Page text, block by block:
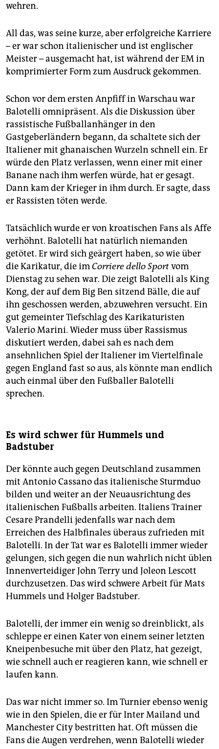
wehren.
All das, was seine kurze, aber erfolgreiche Karriere
– er war schon italienischer und ist englischer
Meister – ausgemacht hat, ist während der EM in
komprimierter Form zum Ausdruck gekommen.
Schon vor dem ersten Anpfiff in Warschau war
Balotelli omnipräsent. Als die Diskussion über
rassistische Fußballanhänger in den
Gastgeberländern begann, da schaltete sich der
Italiener mit ghanaischen Wurzeln schnell ein. Er
würde den Platz verlassen, wenn einer mit einer
Banane nach ihm werfen würde, hat er gesagt.
Dann kam der Krieger in ihm durch. Er sagte, dass
er Rassisten töten werde.
Tatsächlich wurde er von kroatischen Fans als Affe
verhöhnt. Balotelli hat natürlich niemanden
getötet. Er wird sich geärgert haben, so wie über
die Karikatur, die imCorriere dello Sportvom
Dienstag zu sehen war. Die zeigt Balotelli als King
Kong, der auf dem Big Ben sitzend Bälle, die auf
ihn geschossen werden, abzuwehren versucht. Ein
gut gemeinter Tiefschlag des Karikaturisten
Valerio Marini. Wieder muss über Rassismus
diskutiert werden, dabei sah es nach dem
ansehnlichen Spiel der Italiener im Viertelfinale
gegen England fast so aus, als könnte man endlich
auch einmal über den Fußballer Balotelli
sprechen.
Es wird schwer für Hummels und
Badstuber
Der könnte auch gegen Deutschland zusammen
mit Antonio Cassano das italienische Sturmduo
bilden und weiter an der Neuausrichtung des
italienischen Fußballs arbeiten. Italiens Trainer
Cesare Prandelli jedenfalls war nach dem
Erreichen des Halbfinales überaus zufrieden mit
Balotelli. In der Tat war es Balotelli immer wieder
gelungen, sich gegen die nun wahrlich nicht üblen
Innenverteidiger John Terry und Joleon Lescott
durchzusetzen. Das wird schwere Arbeit für Mats
Hummels und Holger Badstuber.
Balotelli, der immer ein wenig so dreinblickt, als
schleppe er einen Kater von einem seiner letzten
Kneipenbesuche mit über den Platz, hat gezeigt,
wie schnell auch er reagieren kann, wie schnell er
laufen kann.
Das war nicht immer so. Im Turnier ebenso wenig
wie in den Spielen, die er für Inter Mailand und
Manchester City bestritten hat. Oft müssen die
Fans die Augen verdrehen, wenn Balotelli wieder